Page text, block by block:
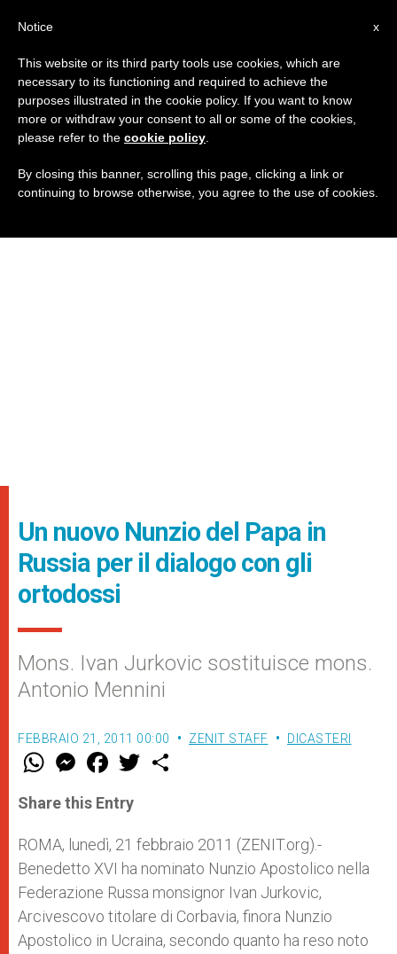
Un nuovo Nunzio del Papa in
Russia per il dialogo con gli
ortodossi
Mons. Ivan Jurkovic sostituisce mons.
Antonio Mennini
FEBBRAIO 21, 2011 00:00 ZENIT STAFF DICASTERI
W
t
s
p
p
M
e
s
e
g
e
r
F
a
e
b
o
k
w
r
Share this Entry
ROMA, lunedì, 21 febbraio 2011 (ZENIT.org).-
Benedetto XVI ha nominato Nunzio Apostolico nella
Federazione Russa monsignor Ivan Jurkovic,
Arcivescovo titolare di Corbavia, finora Nunzio
Apostolico in Ucraina, secondo quanto ha reso noto
x
Notice
This website or its third party tools use cookies, which are
necessary to its functioning and required to achieve the
purposes illustrated in the cookie policy. If you want to know
more or withdraw your consent to all or some of the cookies,
please refer to the cookie policy
By closing this banner, scrolling this page, clicking a link or
continuing to browse otherwise, you agree to the use of cookies.